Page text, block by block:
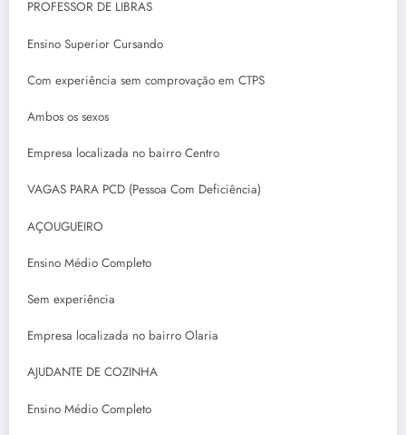
PROFESSOR DE LIBRAS
Ensino Superior Cursando
Com experiência sem comprovação em CTPS
Ambos os sexos
Empresa localizada no bairro Centro
VAGAS PARA PCD (Pessoa Com Deficiência)
AÇOUGUEIRO
Ensino Médio Completo
Sem experiência
Empresa localizada no bairro Olaria
AJUDANTE DE COZINHA
Ensino Médio Completo